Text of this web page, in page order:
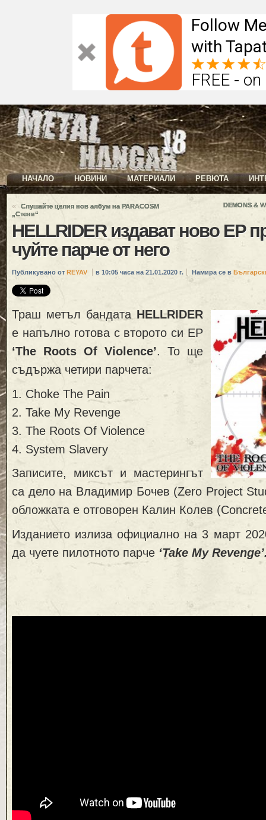
Follow
with
FREE -
НАЧАЛО НОВИНИ МАТЕРИАЛИ РЕВЮТА
«
Слушайте целия нов албум на PARACOSM
„Стени“
DEMONS &
HELLRIDER издават ново EP
чуйте парче от него
Публикувано от REYAV в 10:05 часа на 21.01.2020 г. Намира се в
Траш метъл бандата HELLRIDER
е напълно готова с второто си EP
‘The Roots Of Violence’. То ще
съдържа четири парчета:
1. Choke The Pain
2. Take My Revenge
3. The Roots Of Violence
4. System Slavery
Записите, миксът и мастерингът
са дело на Владимир Бочев (Zero Project
обложката е отговорен Калин Колев
Изданието излиза официално на 3 март
да чуете пилотното парче ‘Take My